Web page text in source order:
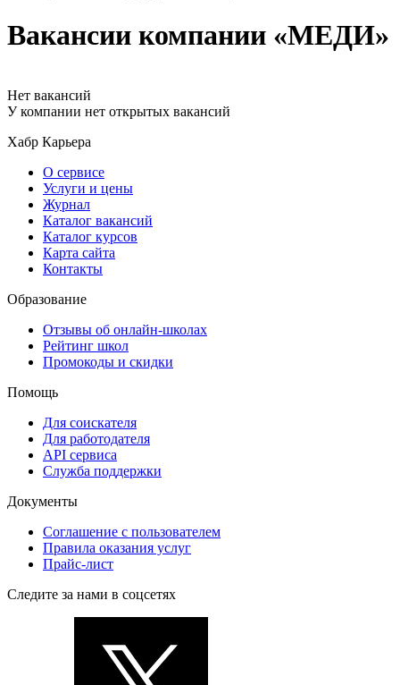
Вакансии компании «МЕДИ»
Нет вакансий
У компании нет открытых вакансий
Хабр Карьера
О сервисе
Услуги и цены
Журнал
Каталог вакансий
Каталог курсов
Карта сайта
Контакты
Образование
Отзывы об онлайн-школах
Рейтинг школ
Промокоды и скидки
Помощь
Для соискателя
Для работодателя
API сервиса
Служба поддержки
Документы
Соглашение с пользователем
Правила оказания услуг
Прайс-лист
Следите за нами в соцсетях